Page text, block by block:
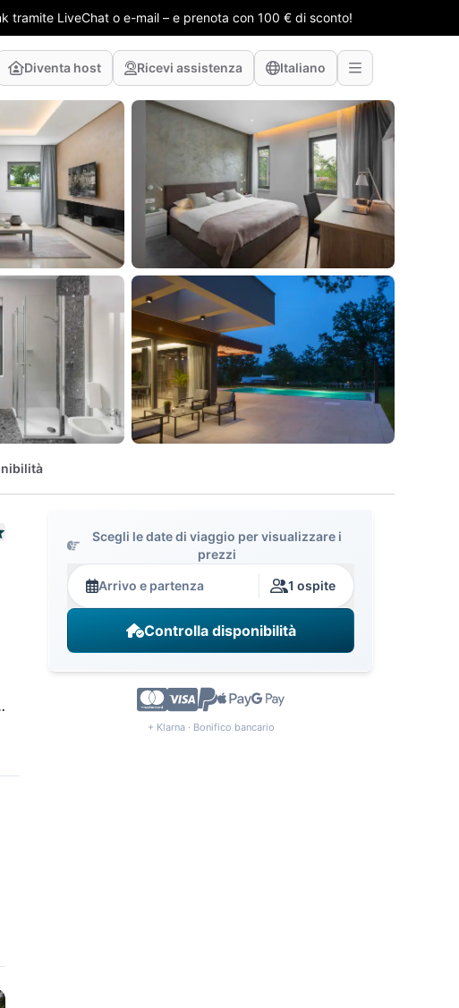
tramite LiveChat o e-mail – e prenota con 100 € di sconto!
Diventa host Ricevi assistenza Italiano
Scegli le date di viaggio per visualizzare i
prezzi
Arrivo e partenza 1 ospite
Controlla disponibilità
+ Klarna · Bonifico bancario